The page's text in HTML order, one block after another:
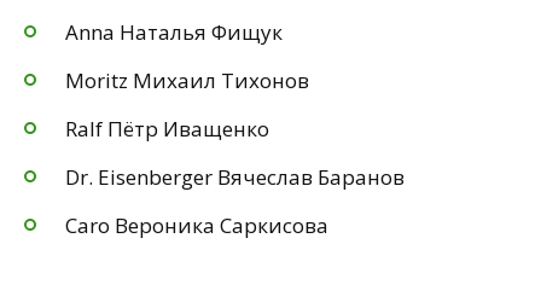
Anna Наталья Фищук
Moritz Михаил Тихонов
Ralf Пётр Иващенко
Dr. Eisenberger Вячеслав Баранов
Caro Вероника Саркисова